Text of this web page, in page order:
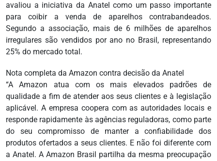
avaliou a iniciativa da Anatel como um passo importante
para coibir a venda de aparelhos contrabandeados.
Segundo a associação, mais de 6 milhões de aparelhos
irregulares são vendidos por ano no Brasil, representando
25% do mercado total.
Nota completa da Amazon contra decisão da Anatel
“A Amazon atua com os mais elevados padrões de
qualidade a fim de atender aos seus clientes e à legislação
aplicável. A empresa coopera com as autoridades locais e
responde rapidamente às agências reguladoras, como parte
do seu compromisso de manter a confiabilidade dos
produtos ofertados a seus clientes. E não foi diferente com
a Anatel. A Amazon Brasil partilha da mesma preocupação